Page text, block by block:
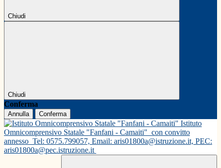
Chiudi
Chiudi
Conferma
Annulla Conferma
Istituto
Omnicomprensivo Statale "Fanfani - Camaiti" con convitto
annesso Tel: 0575.799057, Email: aris01800a@istruzione.it, PEC:
aris01800a@pec.istruzione.it